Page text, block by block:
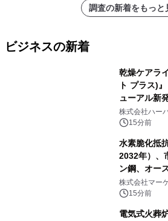
調査の新着をもっと
ビジネスの新着
乾燥ケアラ
ト プラス)
ューアル新
し、ライン
株式会社ハー
15分前
水素脆化抵
2032年）、
ン鋼、オー
鋼、その他
株式会社マー
15分前
電気式火葬